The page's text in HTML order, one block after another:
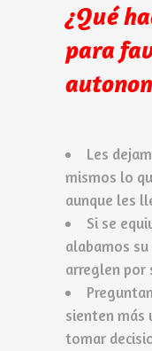
¿Qué
para
Les
mismos lo
aunque les
Si se
alabamos
arreglen por
sienten más
tomar